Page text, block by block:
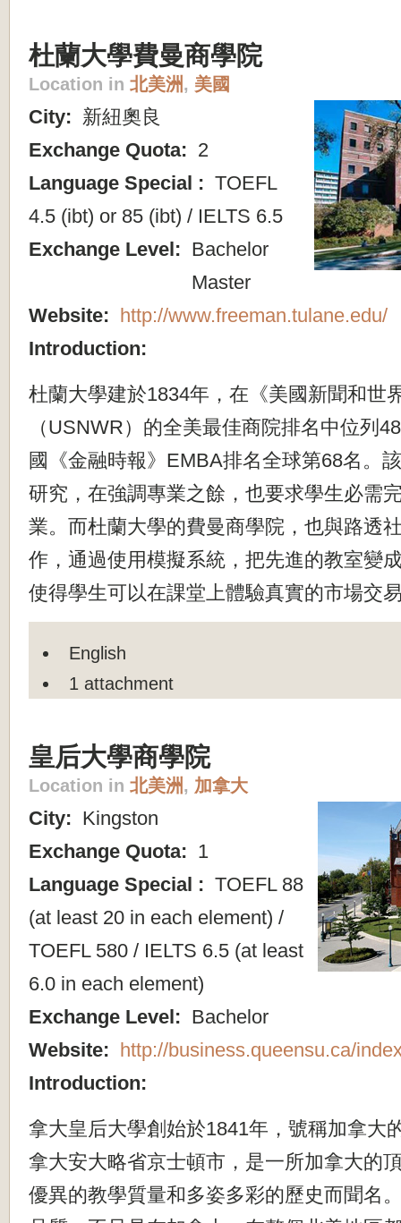
杜蘭大學費曼商學院
Location in 北美洲, 美國
City: 新紐奧良
Exchange Quota: 2
Language Special : TOEFL
4.5 (ibt) or 85 (ibt) / IELTS 6.5
Exchange Level: Bachelor
Master
Website:
http://www.freeman.tulane.edu/
Introduction:
杜蘭大學建於1834年，在《美國新聞和世
（USNWR）的全美最佳商院排名中位列
國《金融時報》EMBA排名全球第68名。
研究，在強調專業之餘，也要求學生必需
業。而杜蘭大學的費曼商學院，也與路透
作，通過使用模擬系統，把先進的教室變
使得學生可以在課堂上體驗真實的市場交
English
1 attachment
皇后大學商學院
Location in 北美洲, 加拿大
City: Kingston
Exchange Quota: 1
Language Special : TOEFL 88
(at least 20 in each element) /
TOEFL 580 / IELTS 6.5 (at least
6.0 in each element)
Exchange Level: Bachelor
Website: http://business.queensu.ca/
Introduction:
拿大皇后大學創始於1841年，號稱加拿大
拿大安大略省京士頓市，是一所加拿大的
優異的教學質量和多姿多彩的歷史而聞名